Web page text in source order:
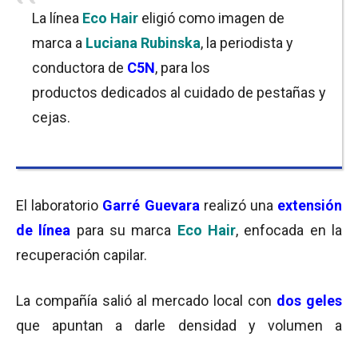
La línea Eco Hair eligió como imagen de
marca a Luciana Rubinska, la periodista y
conductora de C5N, para los
productos dedicados al cuidado de pestañas y
cejas.
El laboratorio Garré Guevara realizó una extensión
de línea para su marca Eco Hair, enfocada en la
recuperación capilar.
La compañía salió al mercado local con dos geles
que apuntan a darle densidad y volumen a